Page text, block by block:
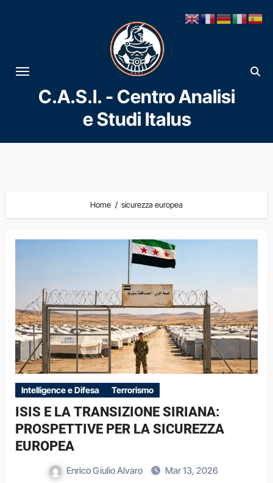
al
contenuto
C.A.S.I. - Centro Analisi
e Studi Italus
Home sicurezza europea
Intelligence e Difesa Terrorismo
ISIS E LA TRANSIZIONE SIRIANA:
PROSPETTIVE PER LA SICUREZZA
EUROPEA
Enrico Giulio Alvaro Mar 13, 2026